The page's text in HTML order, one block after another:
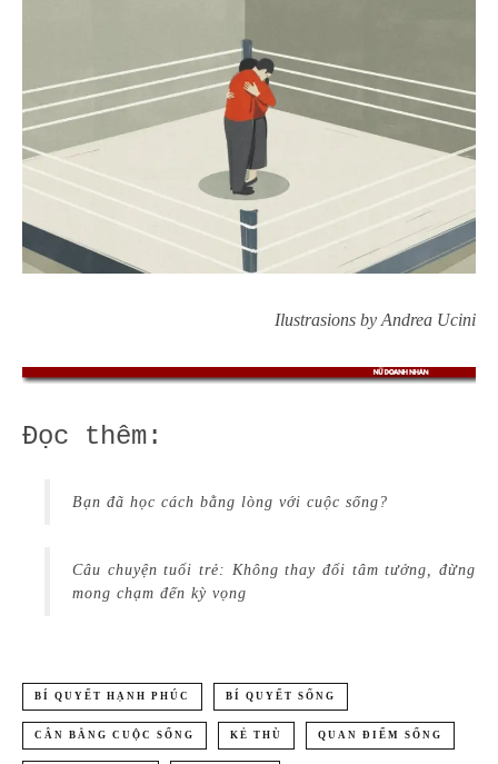
Ilustrasions by Andrea Ucini
Đọc thêm:
Bạn đã học cách bằng lòng với cuộc sống?
Câu chuyện tuổi trẻ: Không thay đổi tâm tưởng, đừng
mong chạm đến kỳ vọng
BÍ QUYẾT HẠNH PHÚC BÍ QUYẾT SỐNG
CÂN BẰNG CUỘC SỐNG KẺ THÙ QUAN ĐIỂM SỐNG